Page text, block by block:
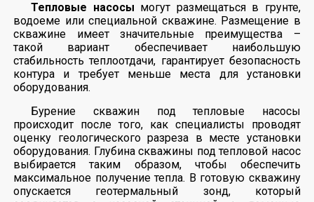
Тепловые насосы могут размещаться в грунте,
водоеме или специальной скважине. Размещение в
скважине имеет значительные преимущества –
такой вариант обеспечивает наибольшую
стабильность теплоотдачи, гарантирует безопасность
контура и требует меньше места для установки
оборудования.
Бурение скважин под тепловые насосы
происходит после того, как специалисты проводят
оценку геологического разреза в месте установки
оборудования. Глубина скважины под тепловой насос
выбирается таким образом, чтобы обеспечить
максимальное получение тепла. В готовую скважину
опускается геотермальный зонд, который